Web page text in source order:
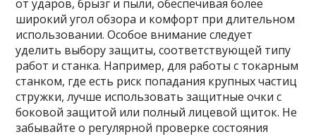
от ударов, брызг и пыли, обеспечивая более
широкий угол обзора и комфорт при длительном
использовании. Особое внимание следует
уделить выбору защиты, соответствующей типу
работ и станка. Например, для работы с токарным
станком, где есть риск попадания крупных частиц
стружки, лучше использовать защитные очки с
боковой защитой или полный лицевой щиток. Не
забывайте о регулярной проверке состояния